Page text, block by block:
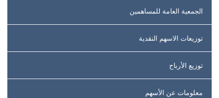
الجمعية العامة للمساهمين
توزيعات الاسهم النقدية
توزيع الأرباح
معلومات عن الأسهم